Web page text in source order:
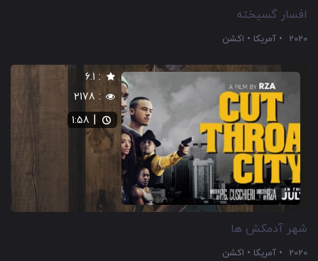
افسار گسیخته
2020 آمریکا اکشن
:
6.1
:
2178
1:58
شهر آدمکش ها
2020 آمریکا اکشن